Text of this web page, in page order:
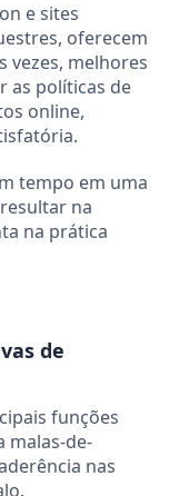
e sites
oferecem
vezes, melhores
as políticas de
online,
tempo em uma
na
na prática
de
funções
malas-de-
nas